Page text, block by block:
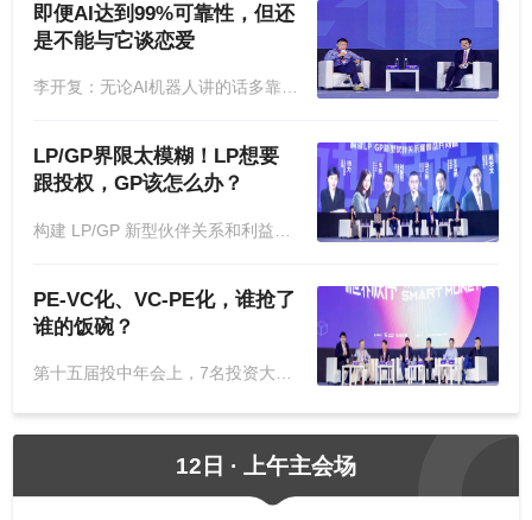
即便AI达到99%可靠性，但还
是不能与它谈恋爱
LP/GP界限太模糊！LP想要
跟投权，GP该怎么办？
PE-VC化、VC-PE化，谁抢了
谁的饭碗？
第十五届投中年会上，7名投资大佬疯狂Battle。
12日 · 上午主会场